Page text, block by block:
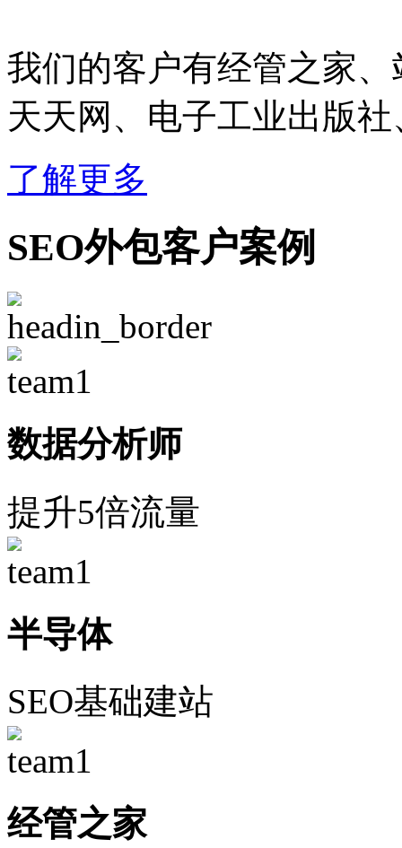
我们的客户有经管之家
天天网、电子工业出版
了解更多
SEO外包客户案例
数据分析师
提升5倍流量
半导体
SEO基础建站
经管之家